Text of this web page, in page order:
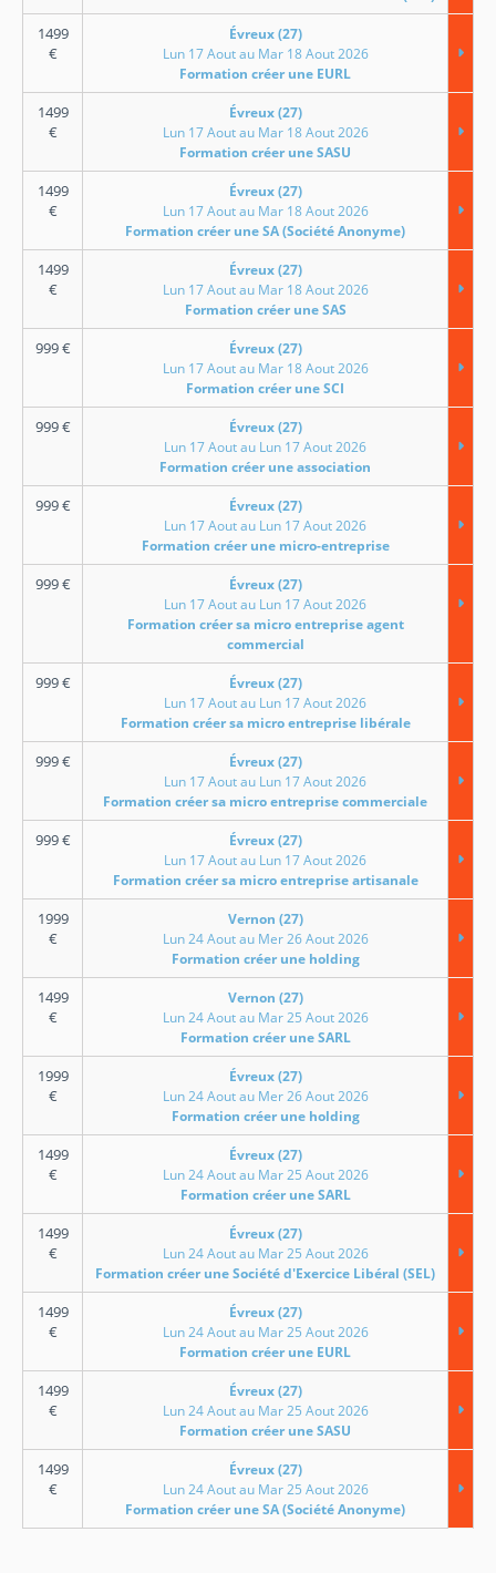
1499
€
Évreux (27)
Lun 17 Aout au Mar 18 Aout 2026
Formation créer une EURL
1499
€
Évreux (27)
Lun 17 Aout au Mar 18 Aout 2026
Formation créer une SASU
1499
€
Évreux (27)
Lun 17 Aout au Mar 18 Aout 2026
Formation créer une SA (Société Anonyme)
1499
€
Évreux (27)
Lun 17 Aout au Mar 18 Aout 2026
Formation créer une SAS
999€
Évreux (27)
Lun 17 Aout au Mar 18 Aout 2026
Formation créer une SCI
999€
Évreux (27)
Lun 17 Aout au Lun 17 Aout 2026
Formation créer une association
999€
Évreux (27)
Lun 17 Aout au Lun 17 Aout 2026
Formation créer une micro-entreprise
999€
Évreux (27)
Lun 17 Aout au Lun 17 Aout 2026
Formation créer sa micro entreprise agent
commercial
999€
Évreux (27)
Lun 17 Aout au Lun 17 Aout 2026
Formation créer sa micro entreprise libérale
999€
Évreux (27)
Lun 17 Aout au Lun 17 Aout 2026
Formation créer sa micro entreprise commerciale
999€
Évreux (27)
Lun 17 Aout au Lun 17 Aout 2026
Formation créer sa micro entreprise artisanale
1999
€
Vernon (27)
Lun 24 Aout au Mer 26 Aout 2026
Formation créer une holding
1499
€
Vernon (27)
Lun 24 Aout au Mar 25 Aout 2026
Formation créer une SARL
1999
€
Évreux (27)
Lun 24 Aout au Mer 26 Aout 2026
Formation créer une holding
1499
€
Évreux (27)
Lun 24 Aout au Mar 25 Aout 2026
Formation créer une SARL
1499
€
Évreux (27)
Lun 24 Aout au Mar 25 Aout 2026
Formation créer une Société d'Exercice Libéral (SEL)
1499
€
Évreux (27)
Lun 24 Aout au Mar 25 Aout 2026
Formation créer une EURL
1499
€
Évreux (27)
Lun 24 Aout au Mar 25 Aout 2026
Formation créer une SASU
1499
€
Évreux (27)
Lun 24 Aout au Mar 25 Aout 2026
Formation créer une SA (Société Anonyme)